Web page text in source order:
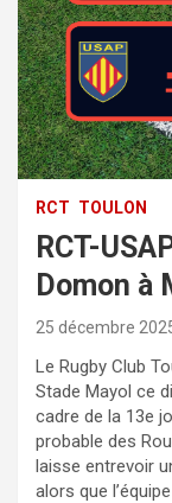
RCT TOULON
RCT-
Domon à
25 décembre
Le Rugby Club
Stade Mayol ce
cadre de la 13e
probable des
laisse entrevoir
alors que